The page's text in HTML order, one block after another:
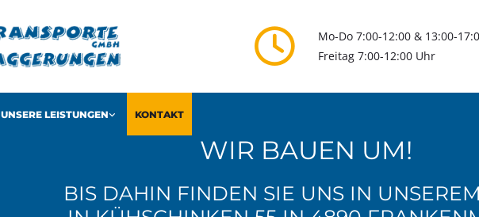

Mo-Do 7:00-12:00 & 13:00-
Freitag 7:00-12:00 Uhr
UNSERE LEISTUNGEN KONTAKT
WIR BAUEN UM!
BIS DAHIN FINDEN SIE UNS IN